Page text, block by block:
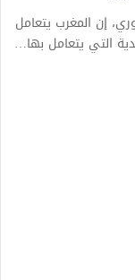
إن المغرب يتعامل
التي يتعامل بها…